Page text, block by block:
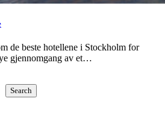
de beste hotellene i Stockholm for
gjennomgang av et…
Search